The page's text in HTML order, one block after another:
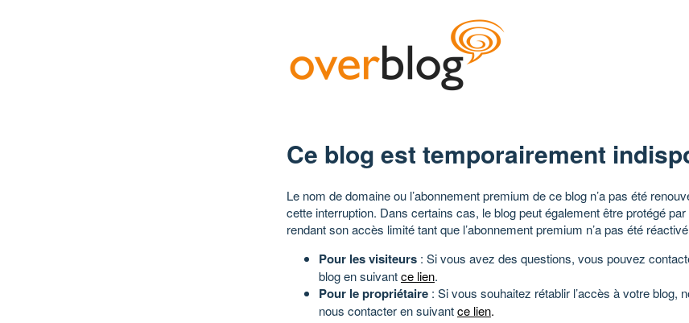
Ce blog est temporairement
Le nom de domaine ou l’abonnement premium de ce blog n’a pas été
cette interruption. Dans certains cas, le blog peut également être protégé
rendant son accès limité tant que l’abonnement premium n’a pas été
Pour les visiteurs : Si vous avez des questions, vous pouvez
blog en suivantce lien.
Pour le propriétaire : Si vous souhaitez rétablir l’accès à votre blog,
nous contacter en suivantce lien.